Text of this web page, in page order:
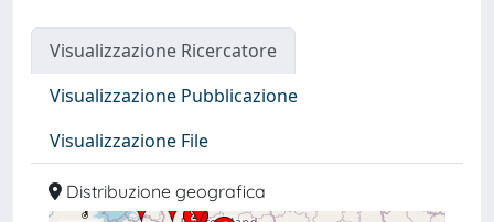
Visualizzazione Ricercatore
Visualizzazione Pubblicazione
Visualizzazione File
Distribuzione geografica